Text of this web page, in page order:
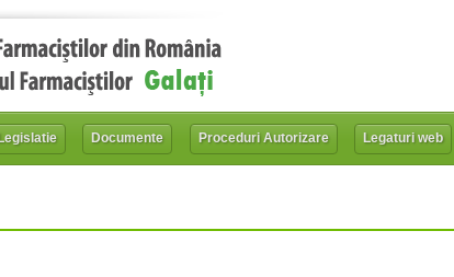
Legislatie Documente Proceduri Autorizare Legaturi web